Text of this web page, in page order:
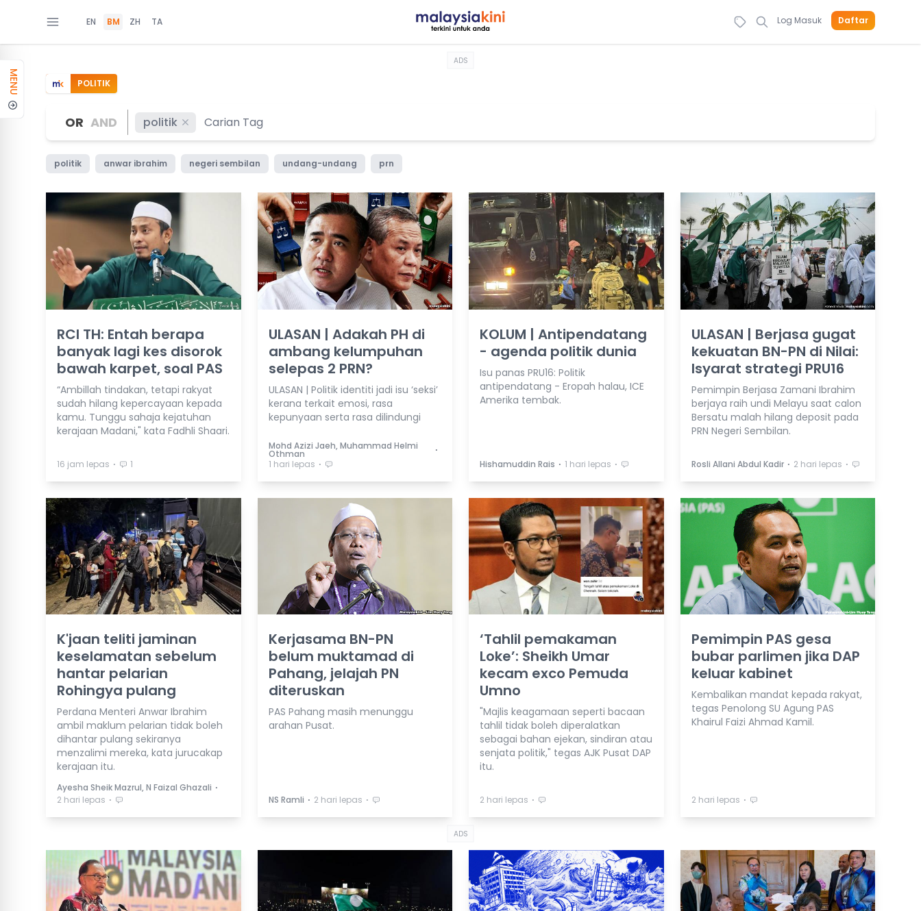
EN BM ZH TA Log Masuk Daftar
MENU
ADS
POLITIK
OR AND politik
politik anwar ibrahim negeri sembilan undang-undang prn
RCI TH: Entah berapa
banyak lagi kes disorok
bawah karpet, soal PAS
“Ambillah tindakan, tetapi rakyat
sudah hilang kepercayaan kepada
kamu. Tunggu sahaja kejatuhan
kerajaan Madani," kata Fadhli Shaari.
16 jam lepas ⋅ 1
ULASAN | Adakah PH di
ambang kelumpuhan
selepas 2 PRN?
ULASAN | Politik identiti jadi isu ‘seksi’
kerana terkait emosi, rasa
kepunyaan serta rasa dilindungi
Mohd Azizi Jaeh, Muhammad Helmi
Othman ⋅
1 hari lepas ⋅
KOLUM | Antipendatang
- agenda politik dunia
Isu panas PRU16: Politik
antipendatang - Eropah halau, ICE
Amerika tembak.
Hishamuddin Rais ⋅ 1 hari lepas ⋅
ULASAN | Berjasa gugat
kekuatan BN-PN di Nilai:
Isyarat strategi PRU16
Pemimpin Berjasa Zamani Ibrahim
berjaya raih undi Melayu saat calon
Bersatu malah hilang deposit pada
PRN Negeri Sembilan.
Rosli Allani Abdul Kadir ⋅ 2 hari lepas ⋅
K'jaan teliti jaminan
keselamatan sebelum
hantar pelarian
Rohingya pulang
Perdana Menteri Anwar Ibrahim
ambil maklum pelarian tidak boleh
dihantar pulang sekiranya
menzalimi mereka, kata jurucakap
kerajaan itu.
Ayesha Sheik Mazrul, N Faizal Ghazali ⋅
2 hari lepas ⋅
Kerjasama BN-PN
belum muktamad di
Pahang, jelajah PN
diteruskan
PAS Pahang masih menunggu
arahan Pusat.
NS Ramli ⋅ 2 hari lepas ⋅
‘Tahlil pemakaman
Loke’: Sheikh Umar
kecam exco Pemuda
Umno
"Majlis keagamaan seperti bacaan
tahlil tidak boleh diperalatkan
sebagai bahan ejekan, sindiran atau
senjata politik," tegas AJK Pusat DAP
itu.
2 hari lepas ⋅
Pemimpin PAS gesa
bubar parlimen jika DAP
keluar kabinet
Kembalikan mandat kepada rakyat,
tegas Penolong SU Agung PAS
Khairul Faizi Ahmad Kamil.
2 hari lepas ⋅
ADS